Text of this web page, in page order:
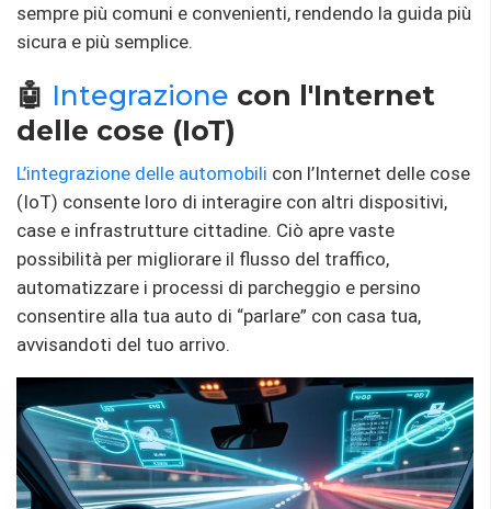
sempre più comuni e convenienti, rendendo la guida più
sicura e più semplice.
🤖 Integrazione con l'Internet
delle cose (IoT)
L’integrazione delle automobili con l’Internet delle cose
(IoT) consente loro di interagire con altri dispositivi,
case e infrastrutture cittadine. Ciò apre vaste
possibilità per migliorare il flusso del traffico,
automatizzare i processi di parcheggio e persino
consentire alla tua auto di “parlare” con casa tua,
avvisandoti del tuo arrivo.